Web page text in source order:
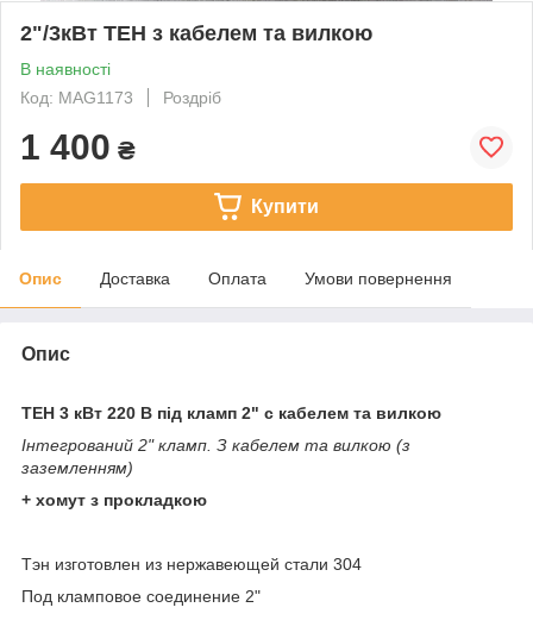
2"/3кВт ТЕН з кабелем та вилкою
В наявності
Код: MAG1173
Роздріб
1 400 ₴
Купити
Опис Доставка Оплата Умови повернення
Опис
ТЕН 3 кВт 220 В під кламп 2" с кабелем та вилкою
Інтегрований 2" кламп. З кабелем та вилкою (з
заземленням)
+ хомут з прокладкою
Тэн изготовлен из нержавеющей стали 304
Под кламповое соединение 2"